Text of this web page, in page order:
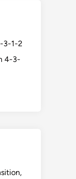
3-1-2
4-3-